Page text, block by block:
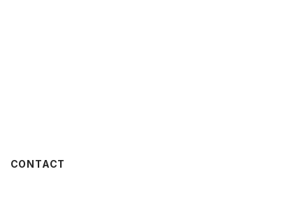
CONTACT